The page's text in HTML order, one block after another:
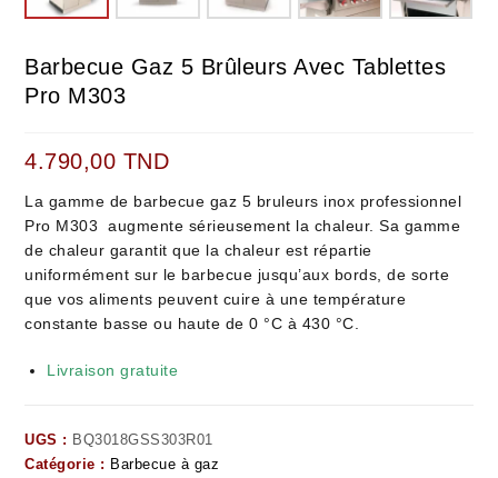
Barbecue Gaz 5 Brûleurs Avec Tablettes
Pro M303
4.790,00 TND
La gamme de barbecue gaz 5 bruleurs inox professionnel
Pro M303 augmente sérieusement la chaleur. Sa gamme
de chaleur garantit que la chaleur est répartie
uniformément sur le barbecue jusqu’aux bords, de sorte
que vos aliments peuvent cuire à une température
constante basse ou haute de 0 °C à 430 °C.
Livraison gratuite
UGS : BQ3018GSS303R01
Catégorie : Barbecue à gaz